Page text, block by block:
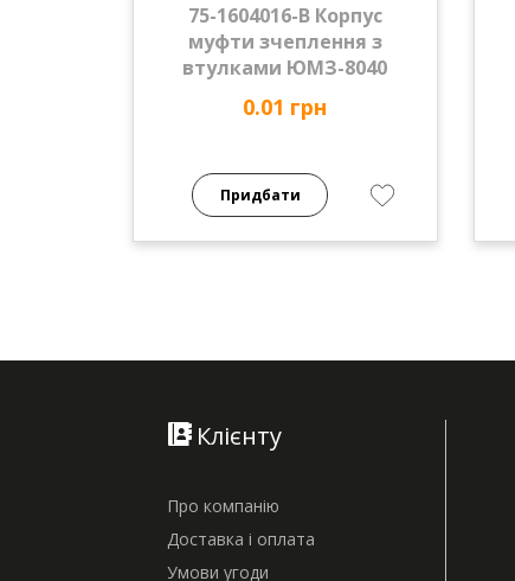
75-1604016-В Корпус
муфти зчеплення з
втулками ЮМЗ-8040
0.01 грн
Придбати
Клієнту
Про компанію
Доставка і оплата
Умови угоди